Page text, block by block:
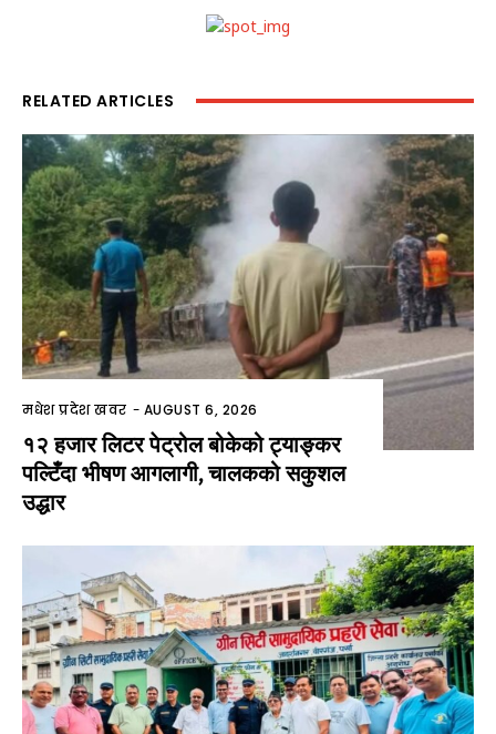
RELATED ARTICLES
मधेश प्रदेश खवर - AUGUST 6, 2026
१२ हजार लिटर पेट्रोल बोकेको ट्याङ्कर
पल्टिँदा भीषण आगलागी, चालकको सकुशल
उद्धार